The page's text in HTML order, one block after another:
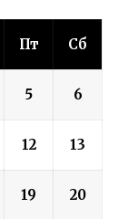
Пт Сб
5 6
12 13
19 20